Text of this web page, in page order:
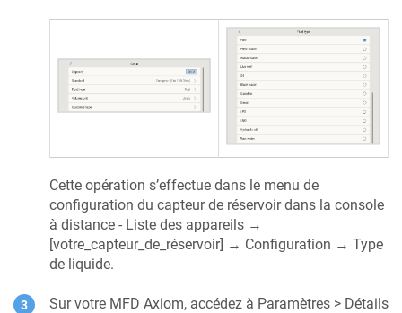
Cette opération s’effectue dans le menu de
configuration du capteur de réservoir dans la console
à distance - Liste des appareils →
[votre_capteur_de_réservoir] → Configuration → Type
de liquide.
Sur votre MFD Axiom, accédez à Paramètres > Détails